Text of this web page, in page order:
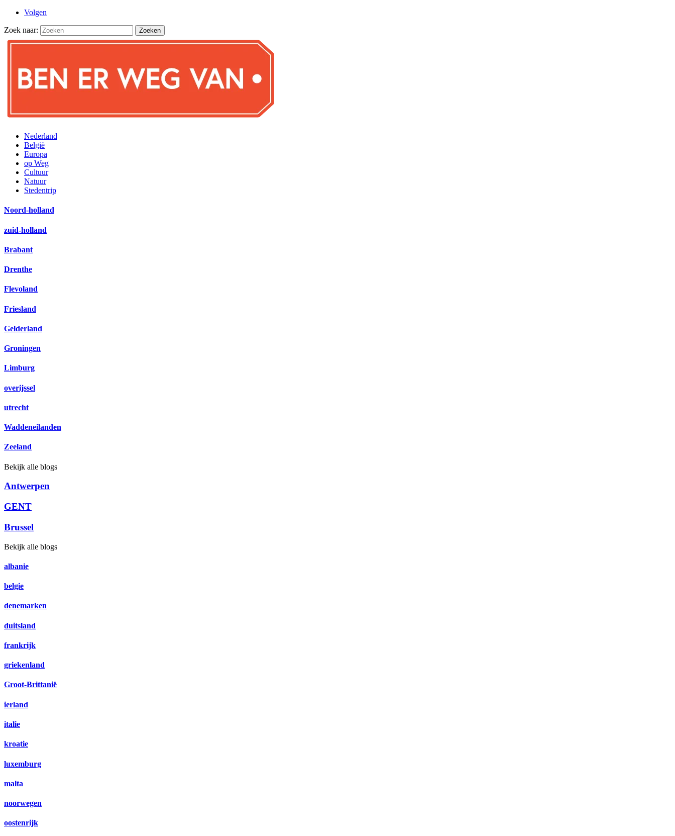
Volgen
Zoek naar:
Nederland
België
Europa
op Weg
Cultuur
Natuur
Stedentrip
Noord-holland
zuid-holland
Brabant
Drenthe
Flevoland
Friesland
Gelderland
Groningen
Limburg
overijssel
utrecht
Waddeneilanden
Zeeland
Bekijk alle blogs
Antwerpen
GENT
Brussel
Bekijk alle blogs
albanie
belgie
denemarken
duitsland
frankrijk
griekenland
Groot-Brittanië
ierland
italie
kroatie
luxemburg
malta
noorwegen
oostenrijk